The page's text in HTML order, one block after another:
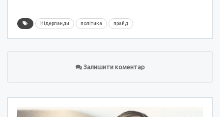
Нідерланди політика прайд
Залишити коментар